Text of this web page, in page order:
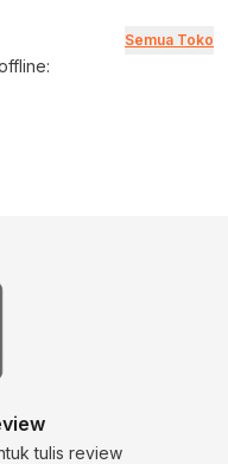
Semua Toko
tulis review